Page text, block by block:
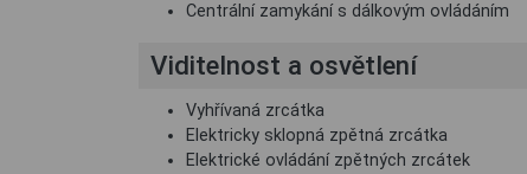
Centrální zamykání s dálkovým ovládáním
Viditelnost a osvětlení
Vyhřívaná zrcátka
Elektricky sklopná zpětná zrcátka
Elektrické ovládání zpětných zrcátek